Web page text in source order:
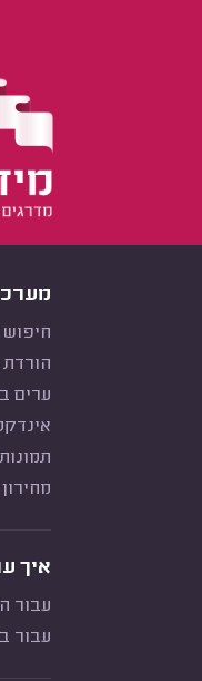
ערים
תמונות
איך
עבור
עבור